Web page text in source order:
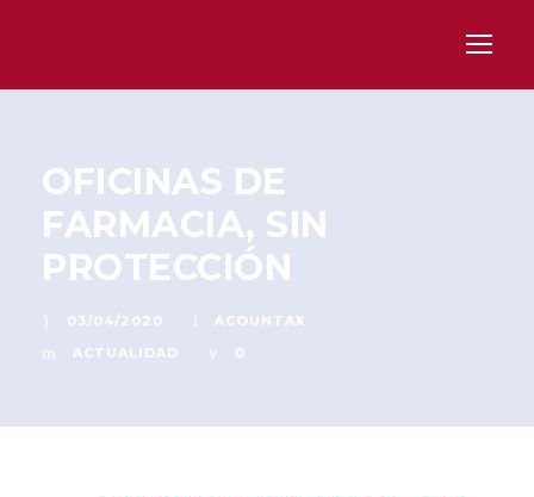
OFICINAS DE
FARMACIA, SIN
PROTECCIÓN
03/04/2020
ACOUNTAX
ACTUALIDAD
0